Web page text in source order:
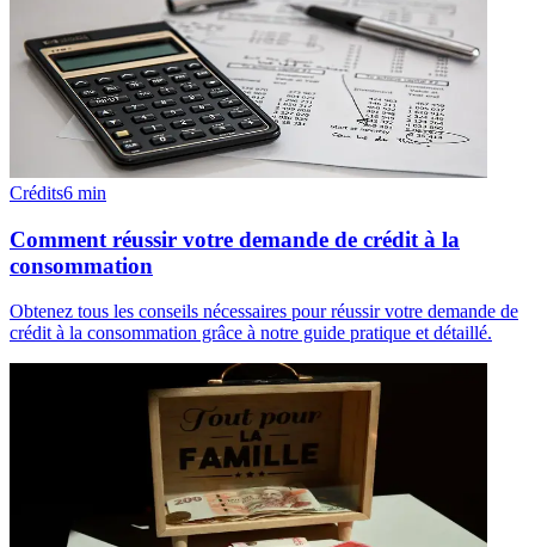
Crédits6 min
Comment réussir votre demande de crédit à la
consommation
Obtenez tous les conseils nécessaires pour réussir votre demande de
crédit à la consommation grâce à notre guide pratique et détaillé.